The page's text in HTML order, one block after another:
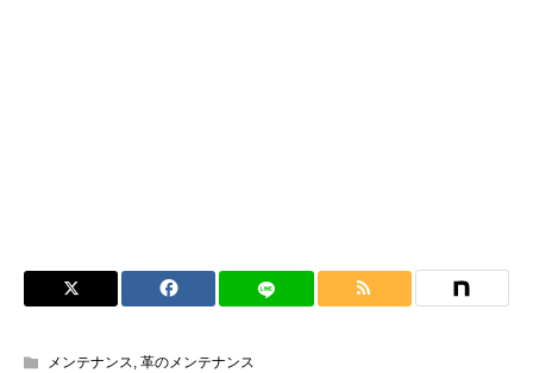
メンテナンス, 革のメンテナンス